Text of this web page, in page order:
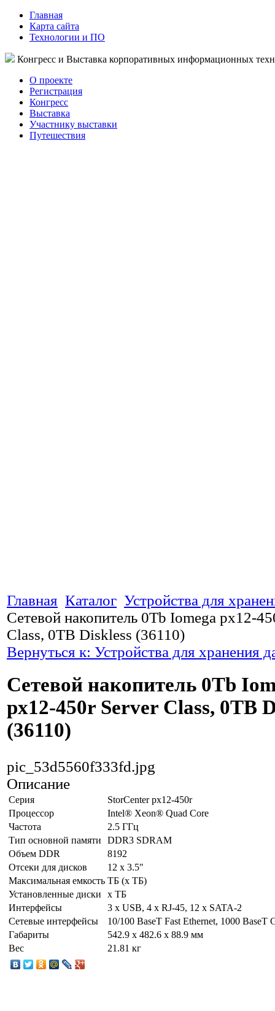
Главная
Карта сайта
Технологии и ПО
Конгресс и Выставка корпоративных информационных
О проекте
Регистрация
Конгресс
Выставка
Участнику выставки
Путешествия
Главная Каталог Устройства для
Сетевой накопитель 0Tb Iomega px12-
Class, 0TB Diskless (36110)
Вернуться к: Устройства для хранения
Сетевой накопитель 0Tb
px12-450r Server Class, 0TB
(36110)
pic_53d5560f333fd.jpg
Описание
Серия
StorCenter px12-450r
Процессор
Intel® Xeon® Quad Core
Частота
2.5 ГГц
Тип основной памяти
DDR3 SDRAM
Объем DDR
8192
Отсеки для дисков
12 x 3.5"
Максимальная емкость ТБ (x ТБ)
Установленные диски
x ТБ
Интерфейсы
3 x USB, 4 x RJ-45, 12 x SATA-2
Сетевые интерфейсы
10/100 BaseT Fast Ethernet, 1000 BaseT
Габариты
542.9 x 482.6 x 88.9 мм
Вес
21.81 кг